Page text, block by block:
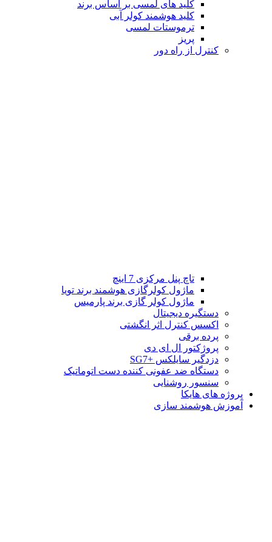
کلید های لمسی بر اساس برند
کلید هوشمند کولر آبی
ترموستات لمسی
پریز
کنترل از راه دور
تاچ پنل مرکزی 7 اینچ
ماژول کولرگازی هوشمند برند تویا
ماژول کولر گازی برند پارمیس
دستگیره دیجیتال
اکسس کنترل اثر انگشتی
پرده برقی
پروژکتور ال ای دی
دزدگیر سایلکس +SG7
دستگاه ضد عفونی کننده دست اتوماتیک
سنسور روشنایی
پروژه های هایکا
آموزش هوشمند سازی